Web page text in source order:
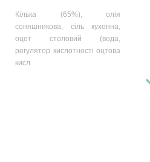
Кілька (65%), олія
соняшникова, сіль кухонна,
оцет столовий (вода,
регулятор кислотності оцтова
кисл..